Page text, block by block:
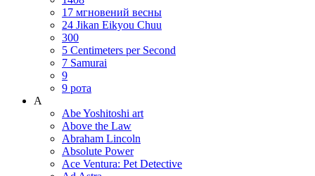
17 мгновений весны
24 Jikan Eikyou Chuu
300
5 Centimeters per Second
7 Samurai
9
9 рота
A
Abe Yoshitoshi art
Above the Law
Abraham Lincoln
Absolute Power
Ace Ventura: Pet Detective